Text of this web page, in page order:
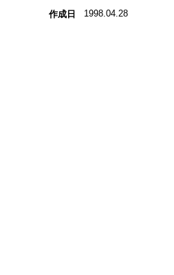
作成日 1998.04.28